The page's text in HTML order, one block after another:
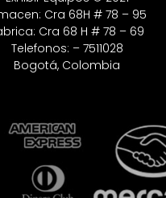
Cra 68H # 78 – 95
Cra 68 H # 78 – 69
Telefonos: – 7511028
Bogotá, Colombia